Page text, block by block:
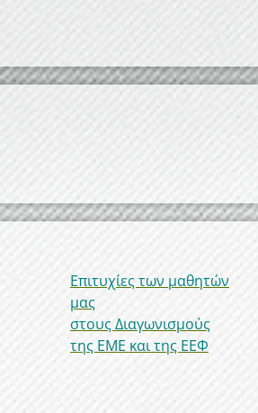
Επιτυχίες των μαθητών
μας
στους Διαγωνισμούς
της ΕΜΕ και της ΕΕΦ